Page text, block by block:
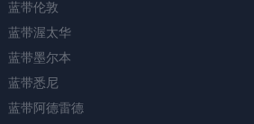
蓝带伦敦
蓝带渥太华
蓝带墨尔本
蓝带悉尼
蓝带阿德雷德